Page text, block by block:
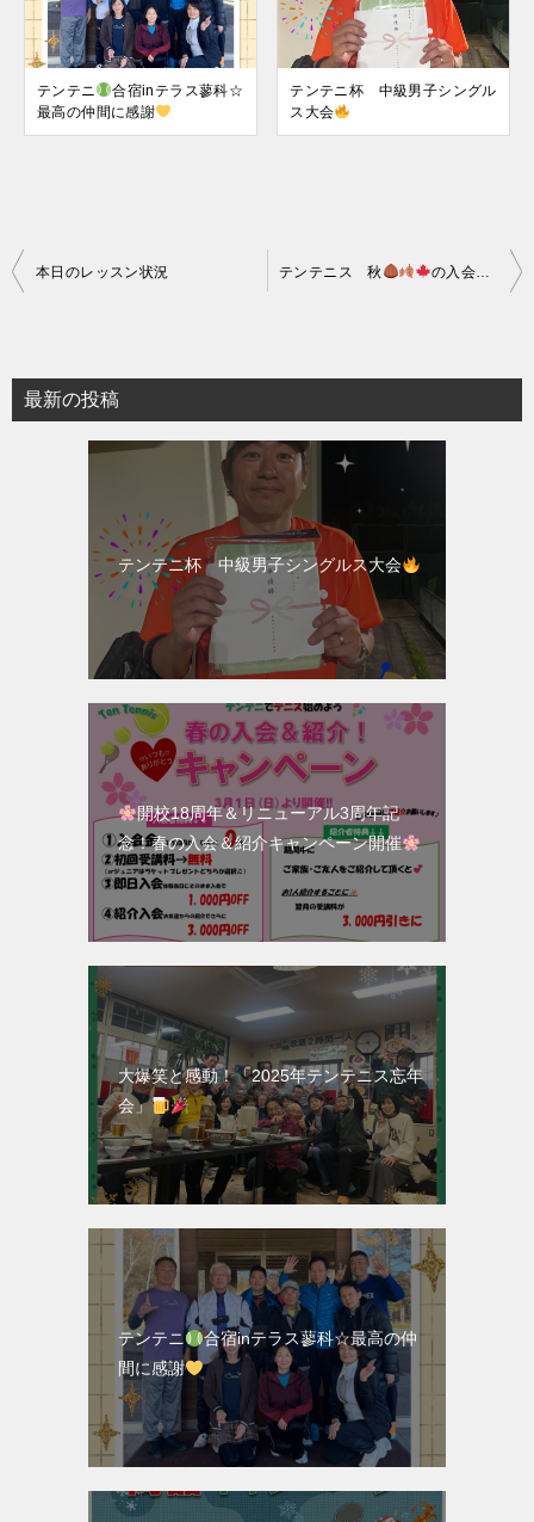
テンテニ
合宿inテラス蓼科☆
最高の仲間に感謝
テンテニ杯 中級男子シングル
ス大会
投
ビ
ゲ
本日のレッスン状況 テンテニス 秋 の入会＆紹介キャンペーン祭り
最新の投稿
テンテニ杯 中級男子シングルス大会
開校18周年＆リニューアル3周年記
念！春の入会＆紹介キャンペーン開催
大爆笑と感動！「2025年テンテニス忘年
会」
テンテニ
合宿inテラス蓼科☆最高の仲
間に感謝